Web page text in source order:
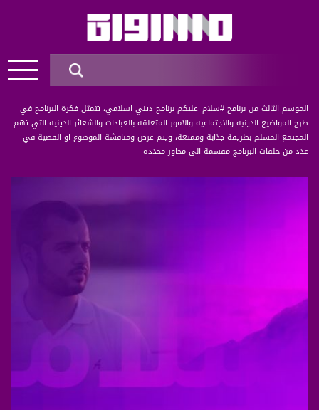
الموسم الثالث من برنامج #سلام_عليكم برنامج ديني اسلامي، تتمثل فكرة البرنامج في
طرح المواضيع الدينية والاجتماعية والامور المتعلقة بالعبادات والشعائر الدينية التي تهم
المجتمع المسلم بطريقة جذابة وممتعة، ويتم عرض ومناقشة الموضوع او القضية في
عدد من حلقات البرنامج مقسمة الى محاور محددة